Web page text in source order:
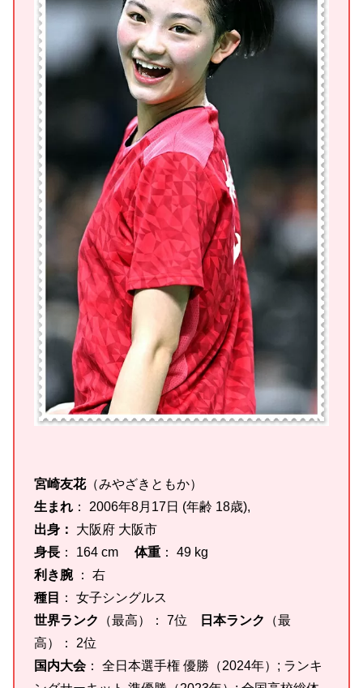
宮崎友花（みやざきともか）
生まれ ： 2006年8月17日 (年齢 18歳),
出身：
大阪府 大阪市
身長 ： 164 cm 体重 ： 49 kg
利き腕： 右
種目
： 女子シングルス
世界ランク
（最高）： 7位 日本ランク
（最
高）： 2位
国内大会： 全日本選手権 優勝（2024年）; ランキ